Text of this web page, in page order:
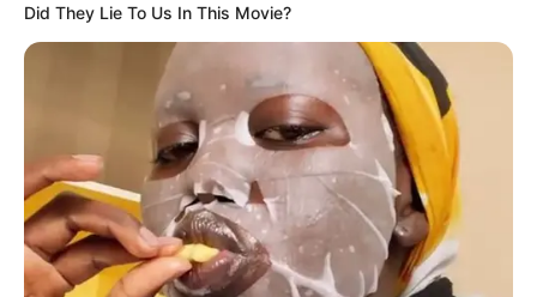
Did They Lie To Us In This Movie?